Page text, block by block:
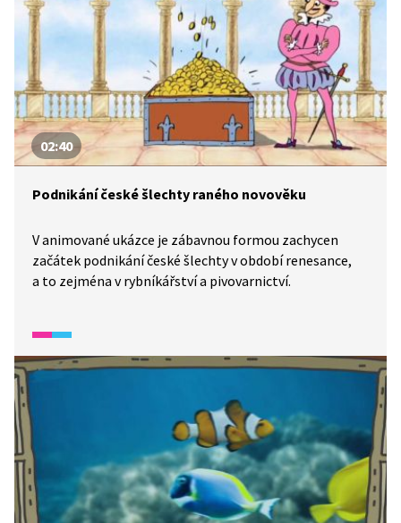
02:40
Podnikání české šlechty raného novověku
V animované ukázce je zábavnou formou zachycen
začátek podnikání české šlechty v období renesance,
a to zejména v rybníkářství a pivovarnictví.